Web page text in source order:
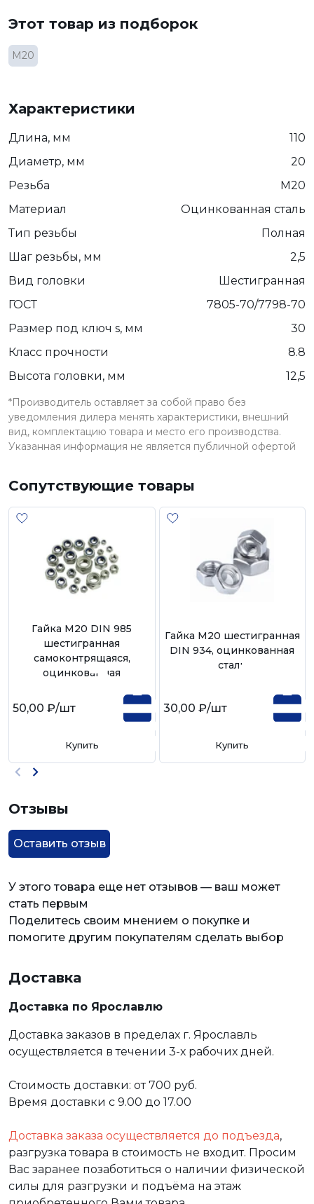
Этот товар из подборок
М20
Характеристики
Длина, мм
110
Диаметр, мм
20
Резьба
М20
Материал
Оцинкованная сталь
Тип резьбы
Полная
Шаг резьбы, мм
2,5
Вид головки
Шестигранная
ГОСТ
7805-70/7798-70
Размер под ключ s, мм
30
Класс прочности
8.8
Высота головки, мм
12,5
*Производитель оставляет за собой право без
уведомления дилера менять характеристики, внешний
вид, комплектацию товара и место его производства.
Указанная информация не является публичной офертой
Сопутствующие товары
Гайка М20 DIN 985
шестигранная
самоконтрящаяся,
оцинкованная
50,00 ₽/шт
Купить
Гайка М20 шестигранная
DIN 934, оцинкованная
сталь
30,00 ₽/шт
Купить
Отзывы
Оставить отзыв
У этого товара еще нет отзывов — ваш может
стать первым
Поделитесь своим мнением о покупке и
помогите другим покупателям сделать выбор
Доставка
Доставка по Ярославлю
Доставка заказов в пределах г. Ярославль
осуществляется в течении 3-х рабочих дней.
Стоимость доставки: от 700 руб.
Время доставки с 9.00 до 17.00
Доставка заказа осуществляется до подъезда,
разгрузка товара в стоимость не входит. Просим
Вас заранее позаботиться о наличии физической
силы для разгрузки и подъёма на этаж